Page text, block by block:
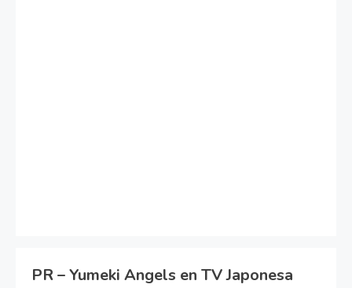
PR – Yumeki Angels en TV Japonesa